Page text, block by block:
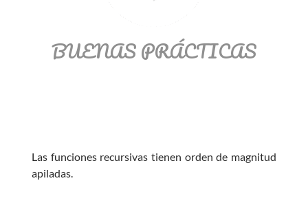
BUENAS PRÁCTICAS
Las funciones recursivas tienen orden de magnitud
apiladas.